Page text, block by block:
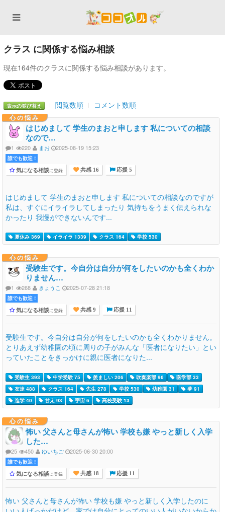
クラス に関係する悩み相談
現在164件のクラスに関係する悩み相談があります。
表示の並び替え 閲覧数順 コメント数順
心の悩み
はじめまして 学生のまおと申します 私についての相談
なので…
1 220 まお 2025-08-19 15:23
誰でも歓迎 !
気になる相談に登録 共感 16 応援 5
はじめまして 学生のまおと申します 私についての相談なのですが
私は、すぐにイライラしてしまったり 気持ちをうまく伝えられな
かったり 我慢ができないんです...
夏休み 369 イライラ 1339 クラス 164 学校 530
心の悩み
受験生です。今自分は自分が何をしたいのかも全くわか
りません…
1 268 きょうこ 2025-07-28 21:18
誰でも歓迎 !
気になる相談に登録 共感 9 応援 11
受験生です。今自分は自分が何をしたいのかも全くわかりません。
とりあえず幼稚園の頃に周りの子がみんな「医者になりたい」とい
っていたことをきっかけに親に医者になりた...
受験生 393 中学受験 75 羨ましい 206 吹奏楽部 96
医学部 33
友達 488
クラス 164 先生 278 学校 530 幼稚園 31
夢 91
進学 40
甘え 93 宇宙 6 高校受験 13
心の悩み
怖い 父さんと母さんが怖い 学校も嫌 やっと新しく入学
した…
25 450 ゆいちご 2025-06-30 20:00
誰でも歓迎 !
気になる相談に登録 共感 18 応援 11
怖い 父さんと母さんが怖い 学校も嫌 やっと新しく入学したのに